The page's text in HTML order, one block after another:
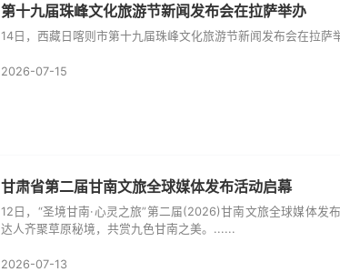
第十九届珠峰文化旅游节新闻发布会在拉萨举办
14日，西藏日喀则市第十九届珠峰文化旅游节新闻发布会在拉萨
2026-07-15
甘肃省第二届甘南文旅全球媒体发布活动启幕
12日，“圣境甘南·心灵之旅”第二届(2026)甘南文旅全球媒体发
达人齐聚草原秘境，共赏九色甘南之美。......
2026-07-13